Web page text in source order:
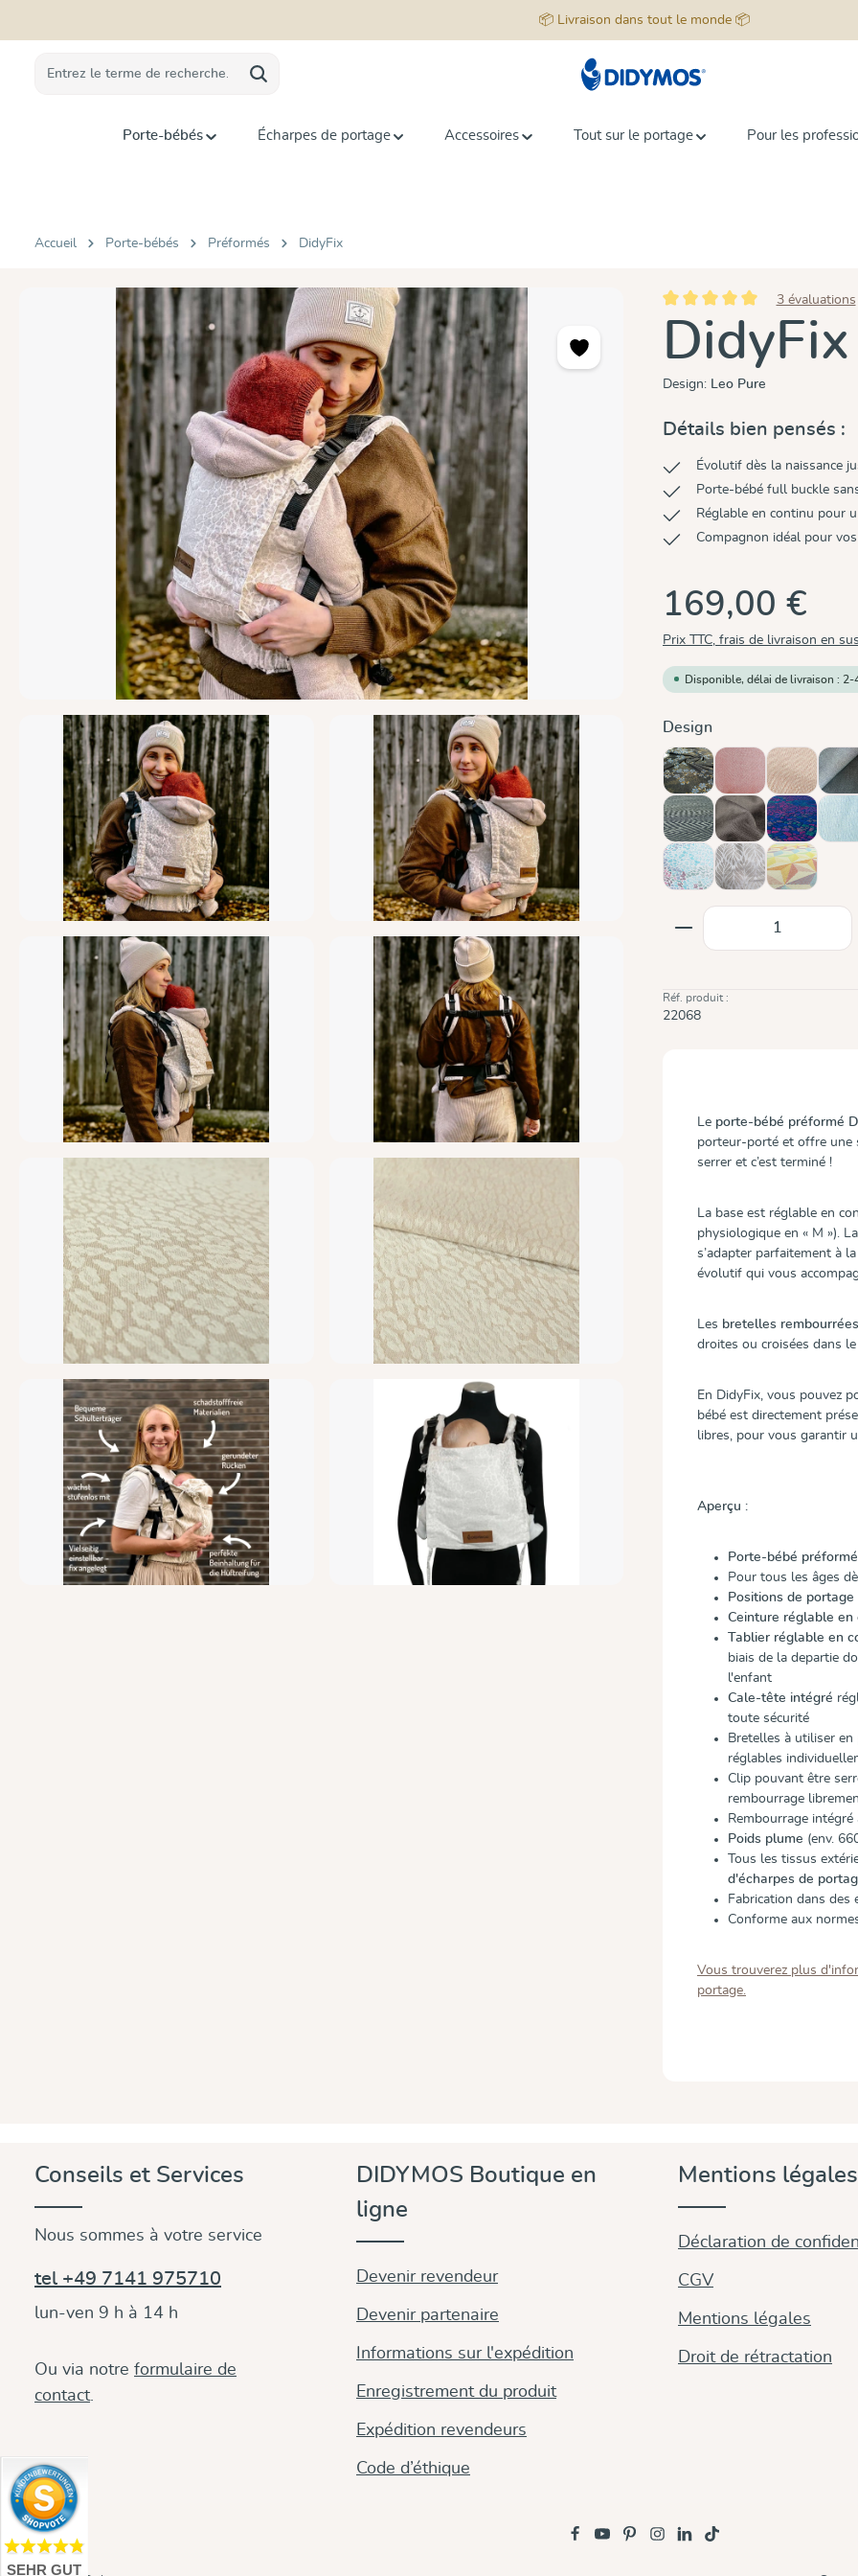
📦 Livraison dans tout le monde 📦
Porte-bébés Écharpes de portage Accessoires Tout sur le portage Pour les
Accueil Porte-bébés Préformés DidyFix
Ignorer la galerie d'images
Note moyenne de 5 sur 5 étoiles
3 évaluations
Design: Leo Pure
Détails bien pensés :
Évolutif dès la naissance
Porte-bébé full buckle
Réglable en continu pour
Compagnon idéal pour
169,00 €
Prix TTC, frais de livraison en sus
Disponible, délai de livraison : 2-
Sélectionnez
Design
Blue Blossom
Chili Cinnamon
Metro Monochrom
Mocca Mosaik
Summer MosaicTrias Creme Linen
Zephyr
Quantité de
Réf. produit :
22068
Le porte-bébé préformé
porteur-porté et offre une
serrer et c’est terminé !
La base est réglable en
physiologique en « M »).
s’adapter parfaitement à
évolutif qui vous
Les bretelles rembourrées
droites ou croisées dans
En DidyFix, vous pouvez
bébé est directement
libres, pour vous garantir
Aperçu :
Porte-bébé préformé
Pour tous les âges
Positions de portage
Ceinture réglable en
Tablier réglable en
biais de la departie
l'enfant
Cale-tête intégré
toute sécurité
Bretelles à utiliser
réglables
Clip pouvant être
rembourrage
Rembourrage
Poids plume (env.
Tous les tissus
d'écharpes de
Fabrication dans des
Conforme aux
Vous trouverez plus
portage.
Conseils et Services
Nous sommes à votre service
tel +49 7141 975710
lun-ven 9 h à 14 h
Ou via notre formulaire de
contact
DIDYMOS Boutique en
ligne
Devenir revendeur
Devenir partenaire
Informations sur l'expédition
Enregistrement du produit
Expédition revendeurs
Code d’éthique
Mentions légales
Déclaration de
CGV
Mentions légales
Droit de rétractation
SEHR GUT